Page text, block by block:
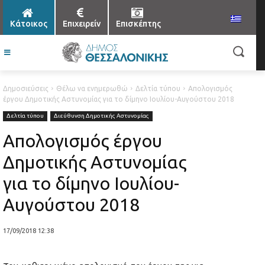
Κάτοικος Επιχειρείν Επισκέπτης
Δημοσιεύσεις Θέλω να ενημερωθώ Δελτία τύπου
Απολογισμός
έργου Δημοτικής Αστυνομίας για το δίμηνο Ιουλίου-Αυγούστου 2018
Δελτία τύπου Διεύθυνση Δημοτικής Αστυνομίας
Απολογισμός έργου
Δημοτικής Αστυνομίας
για το δίμηνο Ιουλίου-
Αυγούστου 2018
17/09/2018 12:38